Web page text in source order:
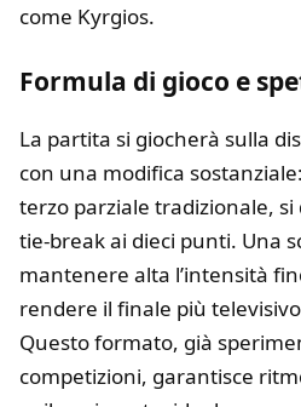
come Kyrgios.
Formula di gioco e
La partita si giocherà sulla
con una modifica
terzo parziale tradizionale,
tie-break ai dieci punti. Una
mantenere alta l’intensità
rendere il finale più
Questo formato, già
competizioni, garantisce